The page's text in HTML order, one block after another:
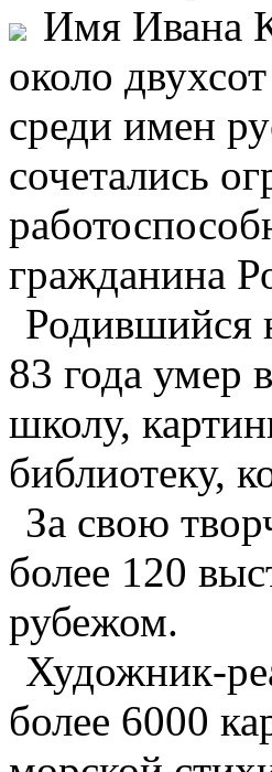
Имя Ивана
около
среди имен
сочетались
гражданина
Родившийся
83 года умер
школу,
библиотеку,
За свою
более 120
рубежом.
Художник-
более 6000